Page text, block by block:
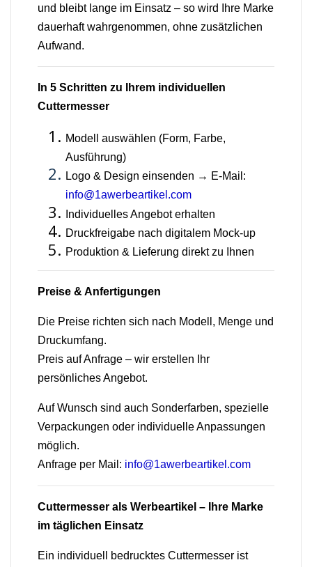
und bleibt lange im Einsatz – so wird Ihre Marke
dauerhaft wahrgenommen, ohne zusätzlichen
Aufwand.
In 5 Schritten zu Ihrem individuellen
Cuttermesser
Modell auswählen (Form, Farbe,
Ausführung)
Logo & Design einsenden → E-Mail:
info@1awerbeartikel.com
Individuelles Angebot erhalten
Druckfreigabe nach digitalem Mock-up
Produktion & Lieferung direkt zu Ihnen
Preise & Anfertigungen
Die Preise richten sich nach Modell, Menge und
Druckumfang.
Preis auf Anfrage – wir erstellen Ihr
persönliches Angebot.
Auf Wunsch sind auch Sonderfarben, spezielle
Verpackungen oder individuelle Anpassungen
möglich.
Anfrage per Mail: info@1awerbeartikel.com
Cuttermesser als Werbeartikel – Ihre Marke
im täglichen Einsatz
Ein individuell bedrucktes Cuttermesser ist